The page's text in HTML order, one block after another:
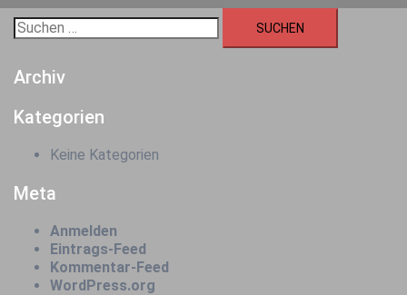
Suchen
nach:
Archiv
Kategorien
Keine Kategorien
Meta
Anmelden
Eintrags-Feed
Kommentar-Feed
WordPress.org